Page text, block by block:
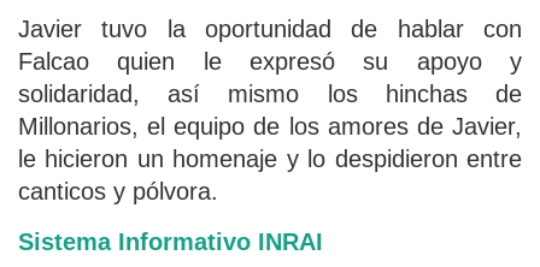
Javier tuvo la oportunidad de hablar con
Falcao quien le expresó su apoyo y
solidaridad, así mismo los hinchas de
Millonarios, el equipo de los amores de Javier,
le hicieron un homenaje y lo despidieron entre
canticos y pólvora.
Sistema Informativo INRAI